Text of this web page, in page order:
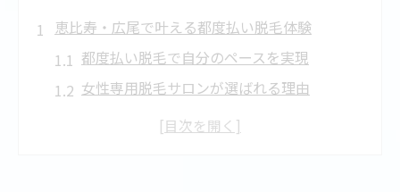
恵比寿・広尾で叶える都度払い脱毛体験
都度払い脱毛で自分のペースを実現
女性専用脱毛サロンが選ばれる理由
LED脱毛で忙しい日々にも通いやすい